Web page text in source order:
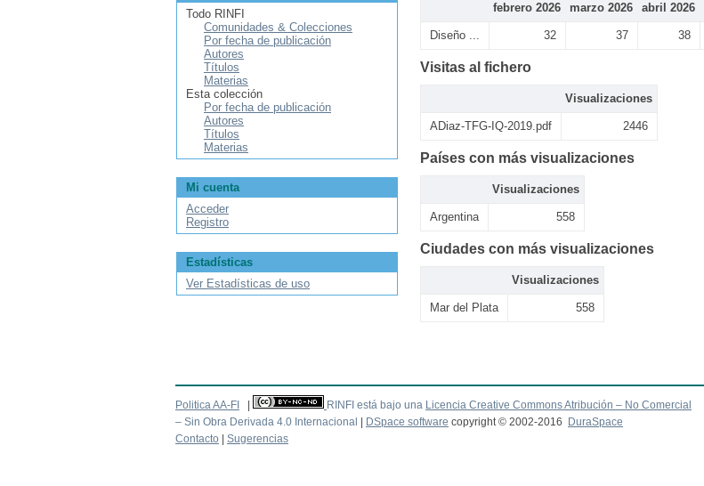
febrero 2026 marzo 2026 abril 2026
Diseño ... 32 37 38
Visitas al fichero
Visualizaciones
ADiaz-TFG-IQ-2019.pdf 2446
Países con más visualizaciones
Visualizaciones
Argentina 558
Ciudades con más visualizaciones
Visualizaciones
Mar del Plata 558
Todo RINFI
Comunidades & Colecciones
Por fecha de publicación
Autores
Títulos
Materias
Esta colección
Por fecha de publicación
Autores
Títulos
Materias
Mi cuenta
Acceder
Registro
Estadísticas
Ver Estadísticas de uso
Politica AA-FI RINFI está bajo una Licencia Creative Commons Atribución – No Comercial
– Sin Obra Derivada 4.0 Internacional
DSpace software copyright © 2002-2016 DuraSpace
Contacto Sugerencias